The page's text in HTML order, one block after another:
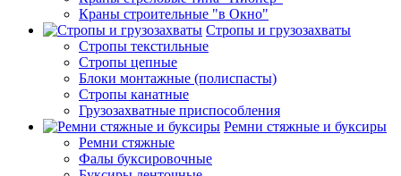
Краны строительные "в Окно"
Стропы и грузозахваты
Стропы текстильные
Стропы цепные
Блоки монтажные (полиспасты)
Стропы канатные
Грузозахватные приспособления
Ремни стяжные и буксиры
Ремни стяжные
Фалы буксировочные